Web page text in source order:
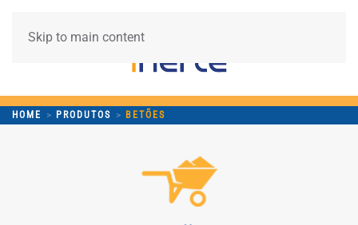
Skip to main content
HOME PRODUTOS BETÕES